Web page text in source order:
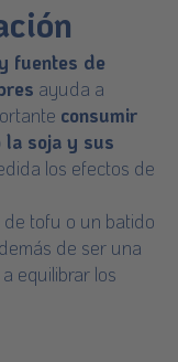
fuentes de
ayuda a
consumir
la soja y sus
los efectos de
de tofu o un batido
de ser una
equilibrar los